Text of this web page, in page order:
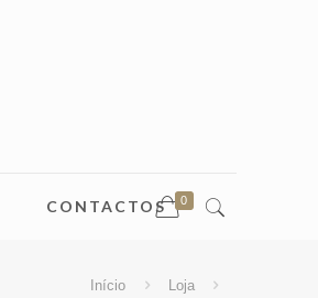
CONTACTOS 0
Início
Loja